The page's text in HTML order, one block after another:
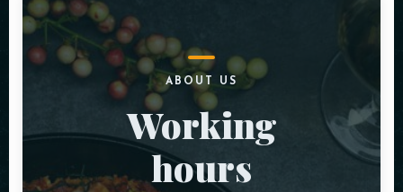
ABOUT US
Working
hours